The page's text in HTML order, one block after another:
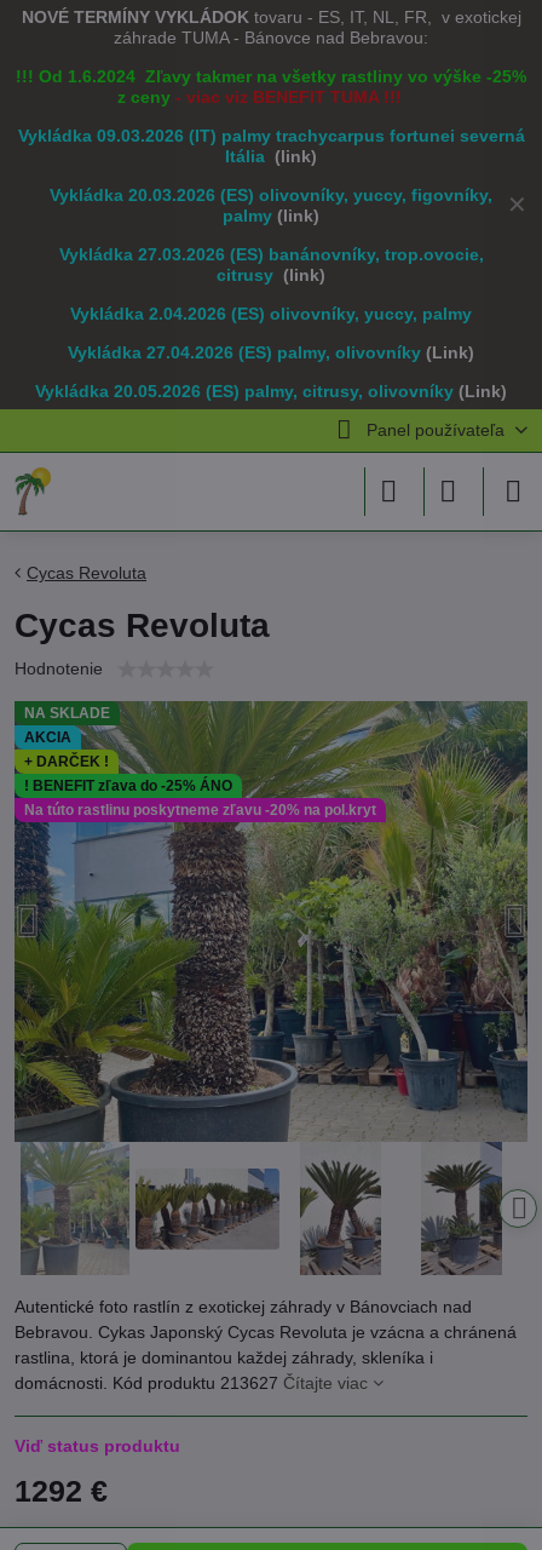
✕
NOVÉ TERMÍNY VYKLÁDOK tovaru - ES, IT, NL, FR, v exotickej
záhrade TUMA - Bánovce nad Bebravou:
!!! Od 1.6.2024 Zľavy takmer na všetky rastliny vo výške -25%
z ceny - viac viz BENEFIT TUMA !!!
Vykládka 09.03.2026 (IT) palmy trachycarpus fortunei severná
Itália (link)
Vykládka 20.03.2026 (ES) olivovníky, yuccy, figovníky,
palmy (link)
Vykládka 27.03.2026 (ES) banánovníky, trop.ovocie,
citrusy (link)
Vykládka 2.04.2026 (ES) olivovníky, yuccy, palmy
Vykládka 27.04.2026 (ES) palmy, olivovníky (Link)
Vykládka 20.05.2026 (ES) palmy, citrusy, olivovníky (Link)
Panel používateľa
NA SKLADE
AKCIA
+ DARČEK !
! BENEFIT zľava do -25% ÁNO
Na túto rastlinu poskytneme zľavu -20% na pol.kryt
Cycas Revoluta
Cycas Revoluta
Hodnotenie
Autentické foto rastlín z exotickej záhrady v Bánovciach nad
Bebravou. Cykas Japonský Cycas Revoluta je vzácna a chránená
rastlina, ktorá je dominantou každej záhrady, skleníka i
domácnosti. Kód produktu 213627 Čítajte viac
Viď status produktu
1292 €